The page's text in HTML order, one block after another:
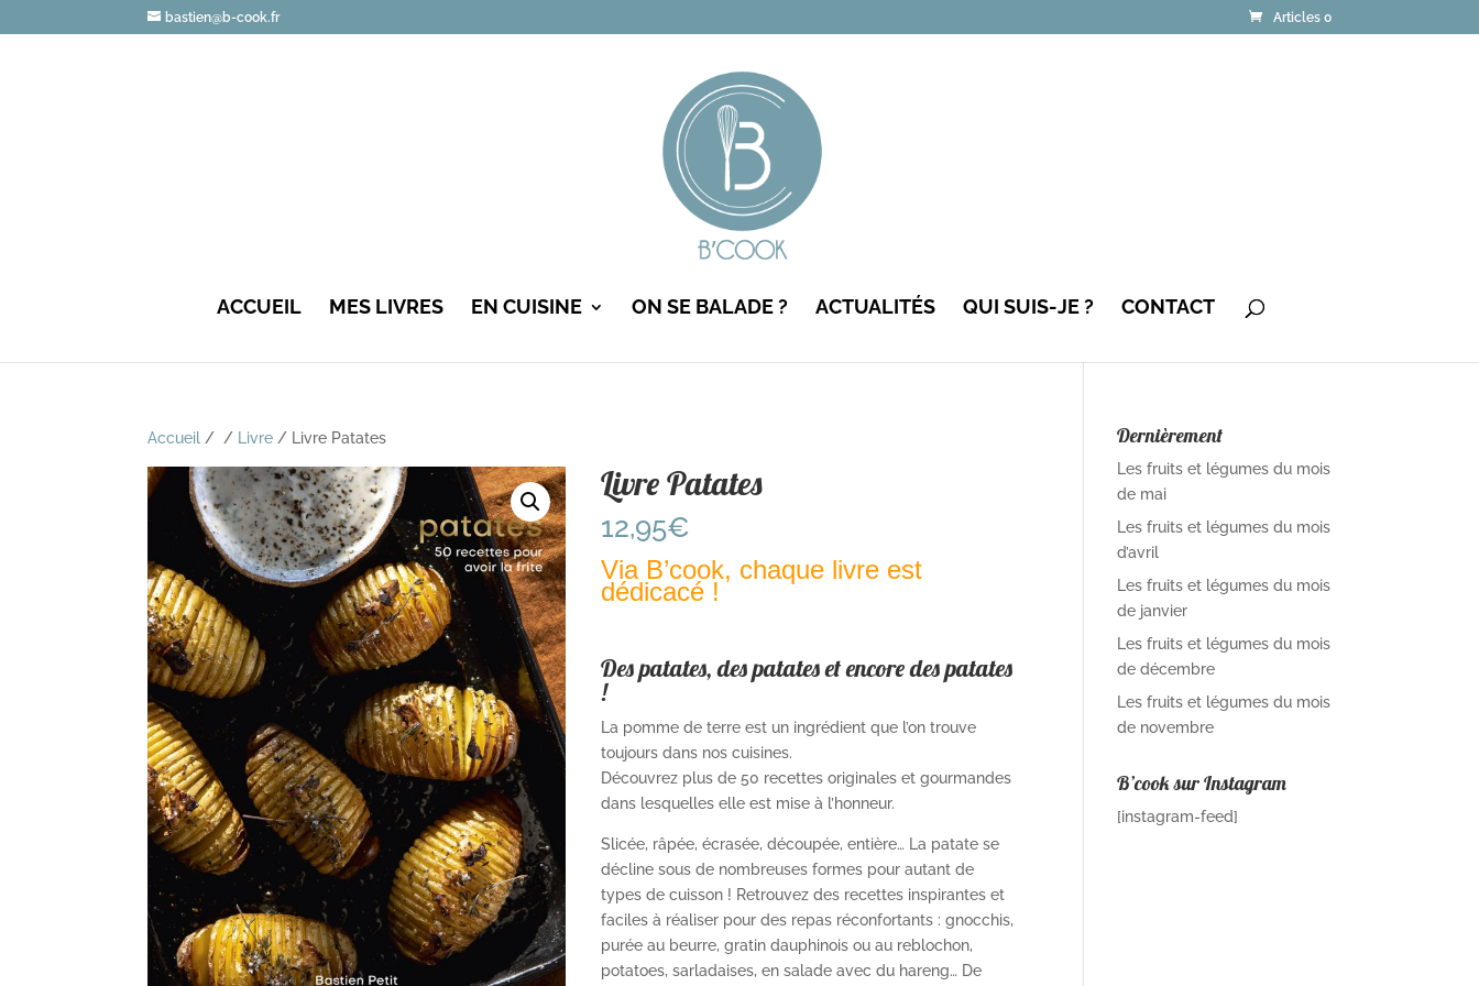
bastien@b-cook.fr Articles 0
ACCUEIL MES LIVRES EN CUISINE ON SE BALADE ? ACTUALITÉS QUI SUIS-JE ? CONTACT
Accueil / / Livre / Livre Patates
Livre Patates
12,95€
Via B’cook, chaque livre est
dédicacé !
Des patates, des patates et encore des patates
!
La pomme de terre est un ingrédient que l’on trouve
toujours dans nos cuisines.
Découvrez plus de 50 recettes originales et gourmandes
dans lesquelles elle est mise à l’honneur.
Slicée, râpée, écrasée, découpée, entière… La patate se
décline sous de nombreuses formes pour autant de
types de cuisson ! Retrouvez des recettes inspirantes et
faciles à réaliser pour des repas réconfortants : gnocchis,
purée au beurre, gratin dauphinois ou au reblochon,
potatoes, sarladaises, en salade avec du hareng… De
Dernièrement
Les fruits et légumes du mois
de mai
Les fruits et légumes du mois
d’avril
Les fruits et légumes du mois
de janvier
Les fruits et légumes du mois
de décembre
Les fruits et légumes du mois
de novembre
B’cook sur Instagram
[instagram-feed]